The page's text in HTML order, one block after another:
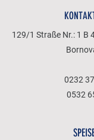
129/1 Straße Nr.: 1 B
0232
0532